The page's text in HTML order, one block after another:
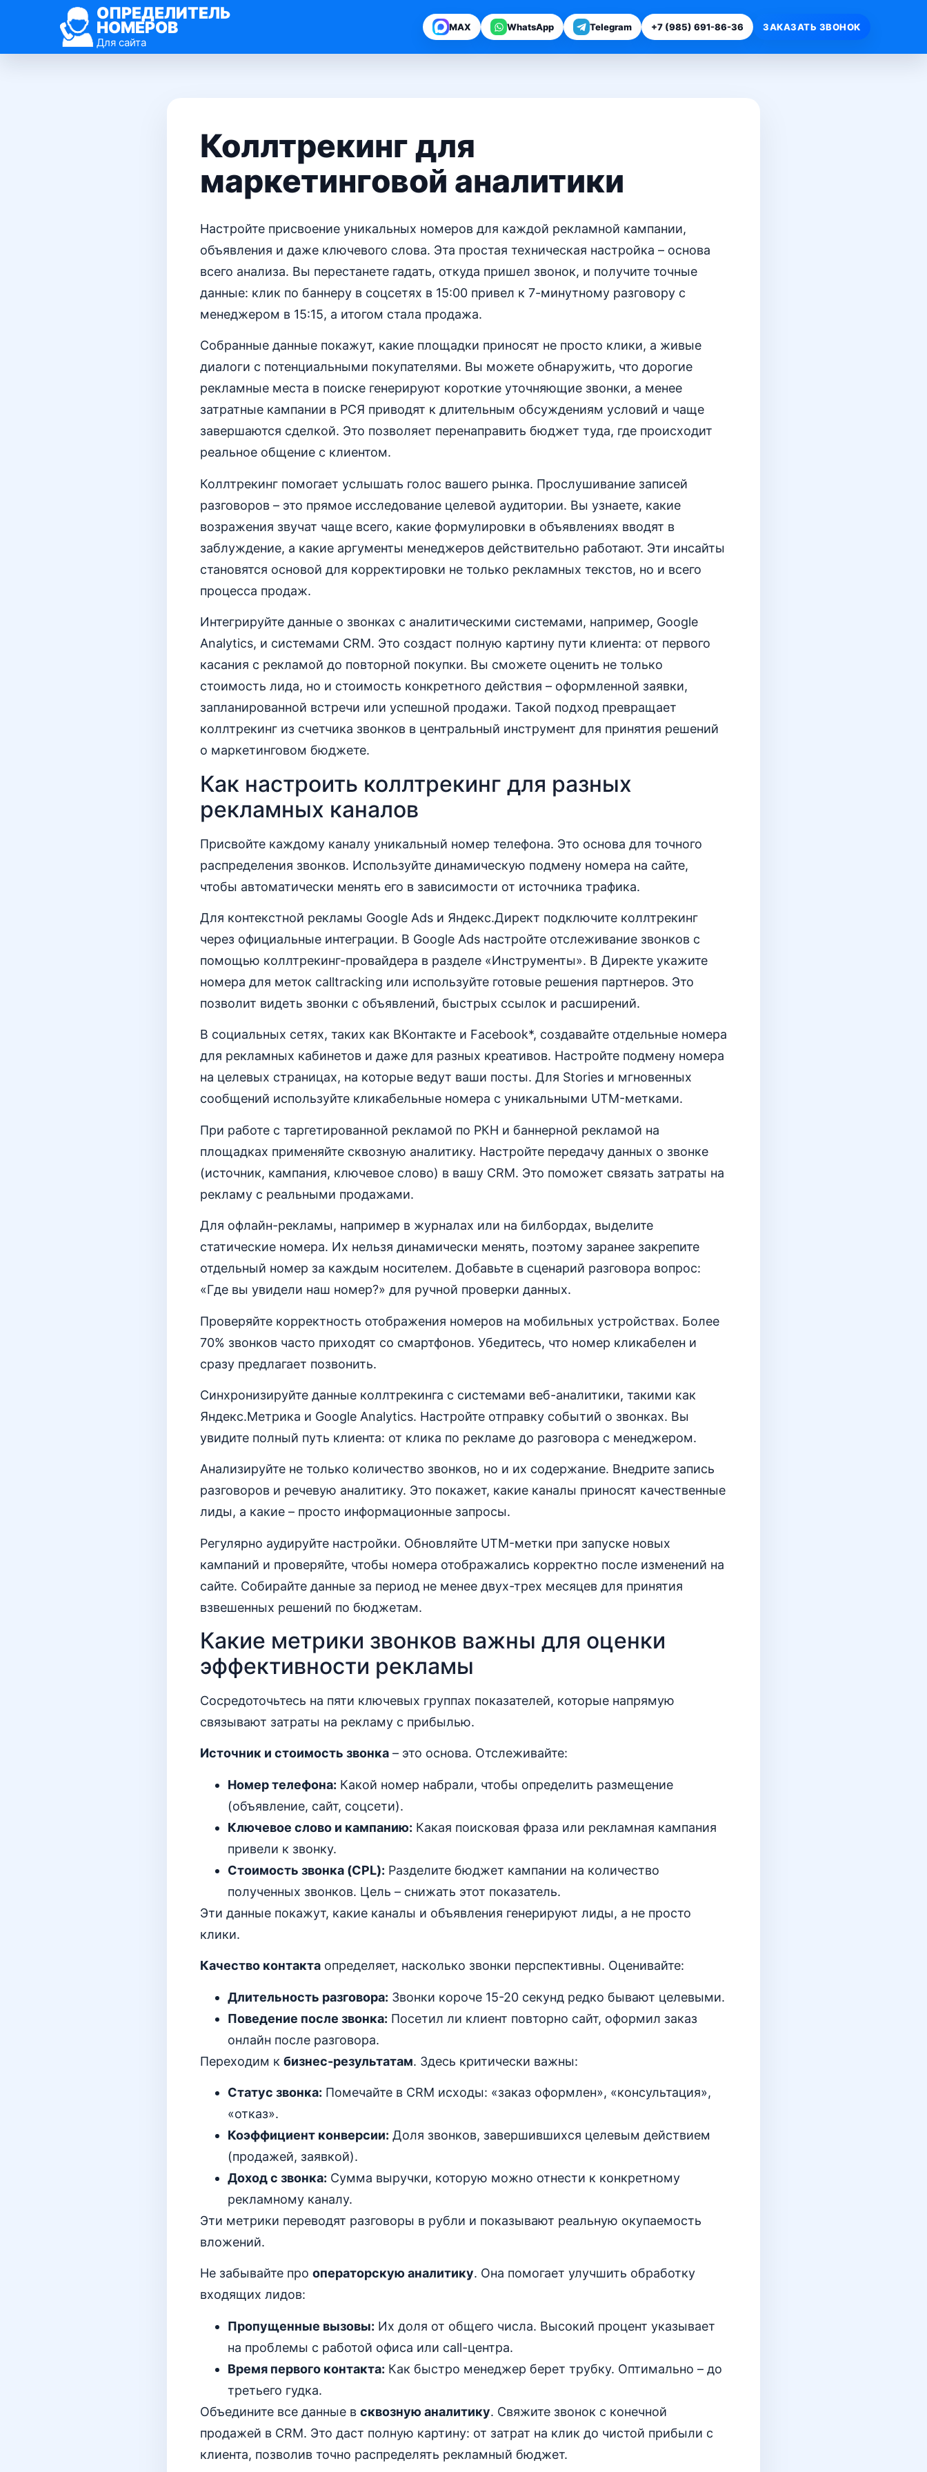
ОПРЕДЕЛИТЕЛЬ
НОМЕРОВ
Для сайта
MAX WhatsApp Telegram +7 (985) 691-86-36 ЗАКАЗАТЬ ЗВОНОК
Коллтрекинг для
маркетинговой аналитики
Настройте присвоение уникальных номеров для каждой рекламной кампании,
объявления и даже ключевого слова. Эта простая техническая настройка – основа
всего анализа. Вы перестанете гадать, откуда пришел звонок, и получите точные
данные: клик по баннеру в соцсетях в 15:00 привел к 7-минутному разговору с
менеджером в 15:15, а итогом стала продажа.
Собранные данные покажут, какие площадки приносят не просто клики, а живые
диалоги с потенциальными покупателями. Вы можете обнаружить, что дорогие
рекламные места в поиске генерируют короткие уточняющие звонки, а менее
затратные кампании в РСЯ приводят к длительным обсуждениям условий и чаще
завершаются сделкой. Это позволяет перенаправить бюджет туда, где происходит
реальное общение с клиентом.
Коллтрекинг помогает услышать голос вашего рынка. Прослушивание записей
разговоров – это прямое исследование целевой аудитории. Вы узнаете, какие
возражения звучат чаще всего, какие формулировки в объявлениях вводят в
заблуждение, а какие аргументы менеджеров действительно работают. Эти инсайты
становятся основой для корректировки не только рекламных текстов, но и всего
процесса продаж.
Интегрируйте данные о звонках с аналитическими системами, например, Google
Analytics, и системами CRM. Это создаст полную картину пути клиента: от первого
касания с рекламой до повторной покупки. Вы сможете оценить не только
стоимость лида, но и стоимость конкретного действия – оформленной заявки,
запланированной встречи или успешной продажи. Такой подход превращает
коллтрекинг из счетчика звонков в центральный инструмент для принятия решений
о маркетинговом бюджете.
Как настроить коллтрекинг для разных
рекламных каналов
Присвойте каждому каналу уникальный номер телефона. Это основа для точного
распределения звонков. Используйте динамическую подмену номера на сайте,
чтобы автоматически менять его в зависимости от источника трафика.
Для контекстной рекламы Google Ads и Яндекс.Директ подключите коллтрекинг
через официальные интеграции. В Google Ads настройте отслеживание звонков с
помощью коллтрекинг-провайдера в разделе «Инструменты». В Директе укажите
номера для меток calltracking или используйте готовые решения партнеров. Это
позволит видеть звонки с объявлений, быстрых ссылок и расширений.
В социальных сетях, таких как ВКонтакте и Facebook*, создавайте отдельные номера
для рекламных кабинетов и даже для разных креативов. Настройте подмену номера
на целевых страницах, на которые ведут ваши посты. Для Stories и мгновенных
сообщений используйте кликабельные номера с уникальными UTM-метками.
При работе с таргетированной рекламой по РКН и баннерной рекламой на
площадках применяйте сквозную аналитику. Настройте передачу данных о звонке
(источник, кампания, ключевое слово) в вашу CRM. Это поможет связать затраты на
рекламу с реальными продажами.
Для офлайн-рекламы, например в журналах или на билбордах, выделите
статические номера. Их нельзя динамически менять, поэтому заранее закрепите
отдельный номер за каждым носителем. Добавьте в сценарий разговора вопрос:
«Где вы увидели наш номер?» для ручной проверки данных.
Проверяйте корректность отображения номеров на мобильных устройствах. Более
70% звонков часто приходят со смартфонов. Убедитесь, что номер кликабелен и
сразу предлагает позвонить.
Синхронизируйте данные коллтрекинга с системами веб-аналитики, такими как
Яндекс.Метрика и Google Analytics. Настройте отправку событий о звонках. Вы
увидите полный путь клиента: от клика по рекламе до разговора с менеджером.
Анализируйте не только количество звонков, но и их содержание. Внедрите запись
разговоров и речевую аналитику. Это покажет, какие каналы приносят качественные
лиды, а какие – просто информационные запросы.
Регулярно аудируйте настройки. Обновляйте UTM-метки при запуске новых
кампаний и проверяйте, чтобы номера отображались корректно после изменений на
сайте. Собирайте данные за период не менее двух-трех месяцев для принятия
взвешенных решений по бюджетам.
Какие метрики звонков важны для оценки
эффективности рекламы
Сосредоточьтесь на пяти ключевых группах показателей, которые напрямую
связывают затраты на рекламу с прибылью.
Источник и стоимость звонка – это основа. Отслеживайте:
Номер телефона: Какой номер набрали, чтобы определить размещение
(объявление, сайт, соцсети).
Ключевое слово и кампанию: Какая поисковая фраза или рекламная кампания
привели к звонку.
Стоимость звонка (CPL): Разделите бюджет кампании на количество
полученных звонков. Цель – снижать этот показатель.
Эти данные покажут, какие каналы и объявления генерируют лиды, а не просто
клики.
Качество контакта определяет, насколько звонки перспективны. Оценивайте:
Длительность разговора: Звонки короче 15-20 секунд редко бывают целевыми.
Поведение после звонка: Посетил ли клиент повторно сайт, оформил заказ
онлайн после разговора.
Переходим к бизнес-результатам. Здесь критически важны:
Статус звонка: Помечайте в CRM исходы: «заказ оформлен», «консультация»,
«отказ».
Коэффициент конверсии: Доля звонков, завершившихся целевым действием
(продажей, заявкой).
Доход с звонка: Сумма выручки, которую можно отнести к конкретному
рекламному каналу.
Эти метрики переводят разговоры в рубли и показывают реальную окупаемость
вложений.
Не забывайте про операторскую аналитику. Она помогает улучшить обработку
входящих лидов:
Пропущенные вызовы: Их доля от общего числа. Высокий процент указывает
на проблемы с работой офиса или call-центра.
Время первого контакта: Как быстро менеджер берет трубку. Оптимально – до
третьего гудка.
Объедините все данные в сквозную аналитику. Свяжите звонок с конечной
продажей в CRM. Это даст полную картину: от затрат на клик до чистой прибыли с
клиента, позволив точно распределять рекламный бюджет.